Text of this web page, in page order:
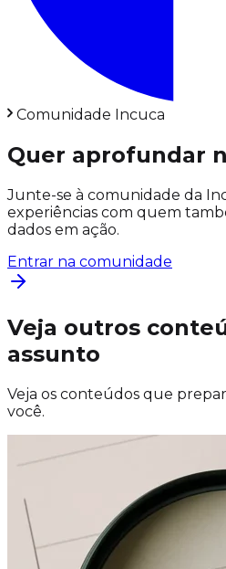
Comunidade Incuca
Quer aprofundar
Junte-se à comunidade da
experiências com quem
dados em ação.
Entrar na comunidade
Veja outros
assunto
Veja os conteúdos que
você.